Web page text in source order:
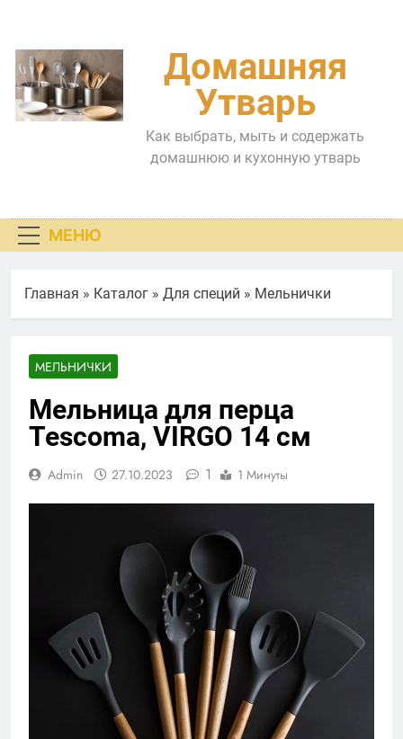
содержимому
Домашняя
Утварь
Как выбрать, мыть и содержать
домашнюю и кухонную утварь
МЕНЮ
Главная » Каталог » Для специй » Мельнички
МЕЛЬНИЧКИ
Мельница для перца
Tescoma, VIRGO 14 см
Admin 27.10.2023 1 1 Минуты